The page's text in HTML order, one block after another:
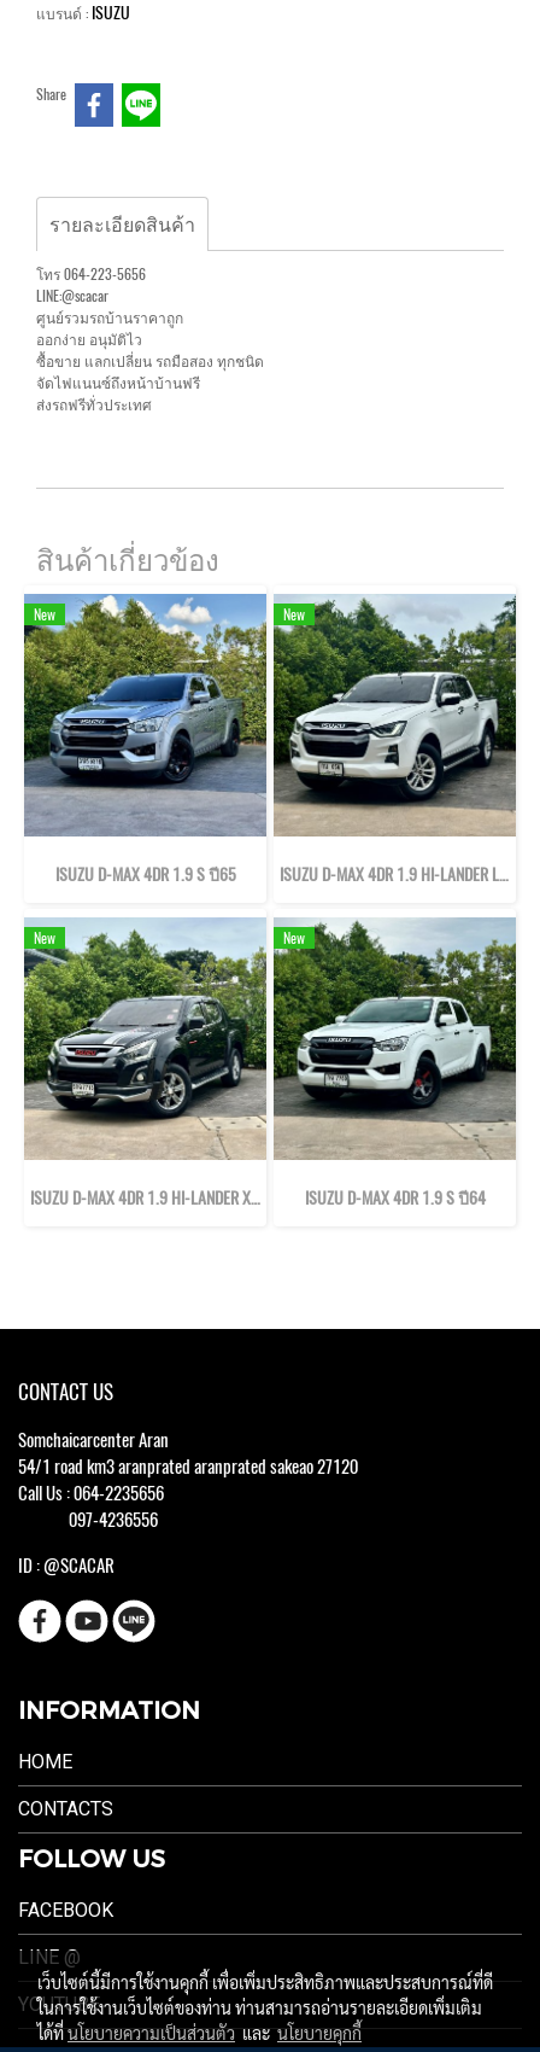
แบรนด์ : ISUZU
Share
รายละเอียดสินค้า
โทร 064-223-5656
LINE:@scacar
ศูนย์รวมรถบ้านราคาถูก
ออกง่าย อนุมัติไว
ซื้อขาย แลกเปลี่ยน รถมือสอง ทุกชนิด
จัดไฟแนนซ์ถึงหน้าบ้านฟรี
ส่งรถฟรีทั่วประเทศ
สินค้าเกี่ยวข้อง
New
ISUZU D-MAX 4DR 1.9 S ปี65
New
ISUZU D-MAX 4DR 1.9 HI-LANDER L DA ปี65
New
ISUZU D-MAX 4DR 1.9 HI-LANDER X-SERIES Z ปี59
New
ISUZU D-MAX 4DR 1.9 S ปี64
CONTACT US
Somchaicarcenter Aran
54/1 road km3 aranprated aranprated sakeao 27120
Call Us : 064-2235656
097-4236556
ID : @SCACAR
INFORMATION
HOME
CONTACTS
FOLLOW US
FACEBOOK
LINE @
YOUTUBE
เว็บไซต์นี้มีการใช้งานคุกกี้ เพื่อเพิ่มประสิทธิภาพและประสบการณ์ที่ดี
ในการใช้งานเว็บไซต์ของท่าน ท่านสามารถอ่านรายละเอียดเพิ่มเติม
ได้ที่นโยบายความเป็นส่วนตัวและนโยบายคุกกี้